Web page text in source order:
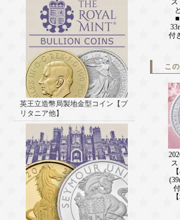
英王立造幣局製地金型コイン【ブ
リタニア他】
ス
付
こ
ス